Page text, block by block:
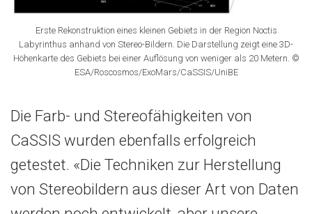
Erste Rekonstruktion eines kleinen Gebiets in der Region Noctis
Labyrinthus anhand von Stereo-Bildern. Die Darstellung zeigt eine 3D-
Höhenkarte des Gebiets bei einer Auflösung von weniger als 20 Metern. ©
ESA/Roscosmos/ExoMars/CaSSIS/UniBE
Die Farb- und Stereofähigkeiten von
CaSSIS wurden ebenfalls erfolgreich
getestet. «Die Techniken zur Herstellung
von Stereobildern aus dieser Art von Daten